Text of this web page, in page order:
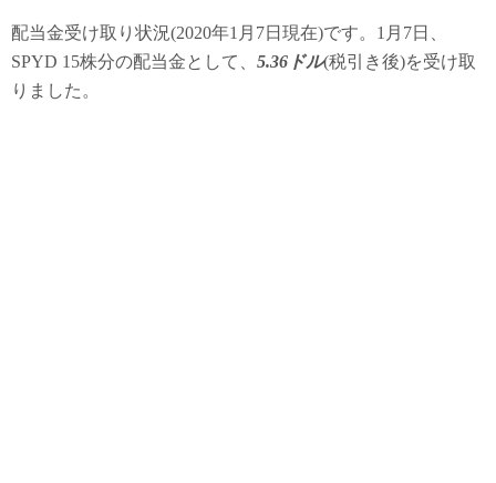
配当金受け取り状況(2020年1月7日現在)です。1月7日、
SPYD 15株分の配当金として、 5.36ドル(税引き後)を受け取
りました。